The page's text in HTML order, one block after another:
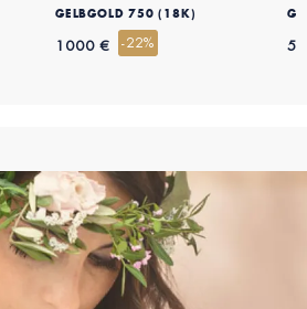
GELBGOLD 750 (18K)
1000 € -22%